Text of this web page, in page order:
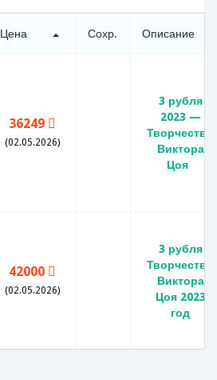
Цена Сохр. Описание
36249
(02.05.2026)
3 рубля
2023 —
Творчество
Виктора
Цоя
42000
(02.05.2026)
3 рубля
Творчество
Виктора
Цоя 2023
год